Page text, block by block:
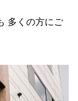
多くの方にご